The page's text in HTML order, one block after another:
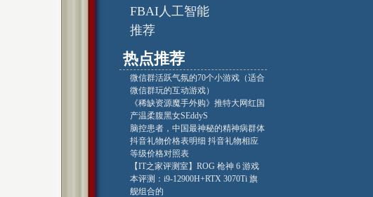
FBAI人工智能
推荐
热点推荐
微信群活跃气氛的70个小游戏（适合
微信群玩的互动游戏）
《稀缺资源魔手外购》推特大网红国
产温柔腹黑女SEddyS
脑控患者，中国最神秘的精神病群体
抖音礼物价格表明细 抖音礼物相应
等级价格对照表
【IT之家评测室】ROG 枪神 6 游戏
本评测：i9-12900H+RTX 3070Ti 旗
舰组合的